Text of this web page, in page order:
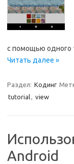
с помощью одного
Читать далее »
Раздел: Кодинг
tutorial, view
Android